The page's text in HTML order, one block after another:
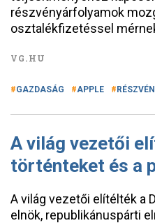
részvényárfolyamok
osztalékfizetéssel
VG.HU
GAZDASÁG APPLE
A világ vezetői
történteket és a
A világ vezetői elítélték a
elnök, republikánuspárti